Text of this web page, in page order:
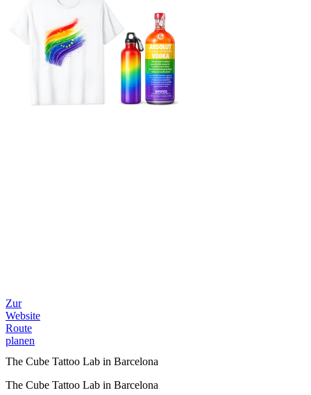
Zur
Website
Route
planen
The Cube Tattoo Lab in Barcelona
The Cube Tattoo Lab in Barcelona